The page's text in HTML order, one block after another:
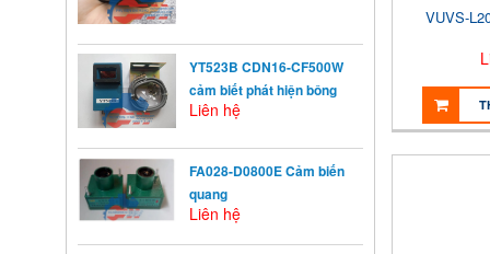
YT523B CDN16-CF500W
cảm biết phát hiện bông
Liên hệ
FA028-D0800E Cảm biến
quang
Liên hệ
VUVS-